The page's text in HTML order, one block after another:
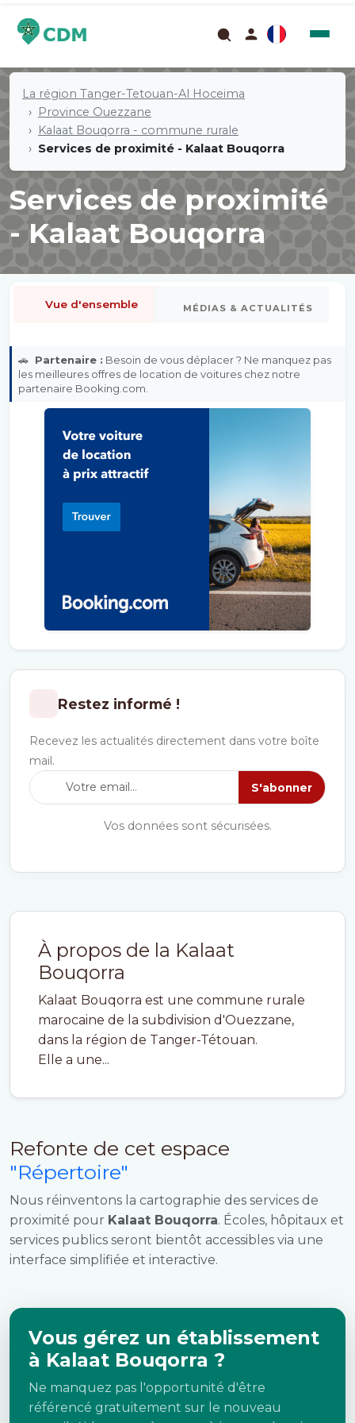
La région Tanger-Tetouan-Al Hoceima
Province Ouezzane
Kalaat Bouqorra - commune rurale
Services de proximité - Kalaat Bouqorra
Services de proximité
- Kalaat Bouqorra
À propos de la Kalaat
Bouqorra
Kalaat Bouqorra est une commune rurale
marocaine de la subdivision d'Ouezzane,
dans la région de Tanger-Tétouan.
Elle a une...
Refonte de cet espace
"Répertoire"
Nous réinventons la cartographie des services de
proximité pour Kalaat Bouqorra. Écoles, hôpitaux et
services publics seront bientôt accessibles via une
interface simplifiée et interactive.
Vous gérez un établissement
à Kalaat Bouqorra ?
Ne manquez pas l'opportunité d'être
référencé gratuitement sur le nouveau
Vue d'ensemble MÉDIAS & ACTUALITÉS
🚗 Partenaire : Besoin de vous déplacer ? Ne manquez pas
les meilleures offres de location de voitures chez notre
partenaire Booking.com.
Restez informé !
Recevez les actualités directement dans votre boîte
mail.
S'abonner
Vos données sont sécurisées.